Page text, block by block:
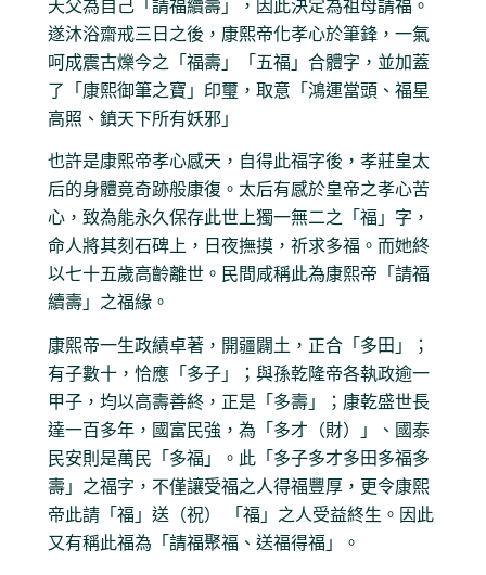
天父為自己「請福續壽」，因此決定為祖母請福。
遂沐浴齋戒三日之後，康熙帝化孝心於筆鋒，一氣
呵成震古爍今之「福壽」「五福」合體字，並加蓋
了「康熙御筆之寶」印璽，取意「鴻運當頭、福星
高照、鎮天下所有妖邪」
也許是康熙帝孝心感天，自得此福字後，孝莊皇太
后的身體竟奇跡般康復。太后有感於皇帝之孝心苦
心，致為能永久保存此世上獨一無二之「福」字，
命人將其刻石碑上，日夜撫摸，祈求多福。而她終
以七十五歲高齡離世。民間咸稱此為康熙帝「請福
續壽」之福緣。
康熙帝一生政績卓著，開疆闢土，正合「多田」；
有子數十，恰應「多子」；與孫乾隆帝各執政逾一
甲子，均以高壽善終，正是「多壽」；康乾盛世長
達一百多年，國富民強，為「多才（財）」、國泰
民安則是萬民「多福」。此「多子多才多田多福多
壽」之福字，不僅讓受福之人得福豐厚，更令康熙
帝此請「福」送（祝） 「福」之人受益終生。因此
又有稱此福為「請福聚福、送福得福」。